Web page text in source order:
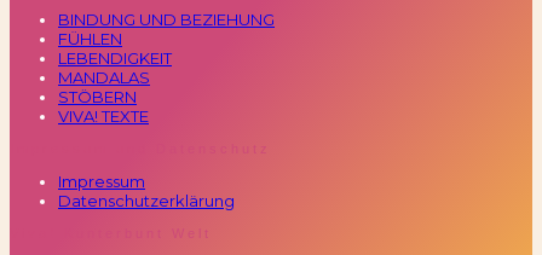
BINDUNG UND BEZIEHUNG
FÜHLEN
LEBENDIGKEIT
MANDALAS
STÖBERN
VIVA! TEXTE
Impressum
Datenschutzerklärung
Viva! Kunterbunt Welt